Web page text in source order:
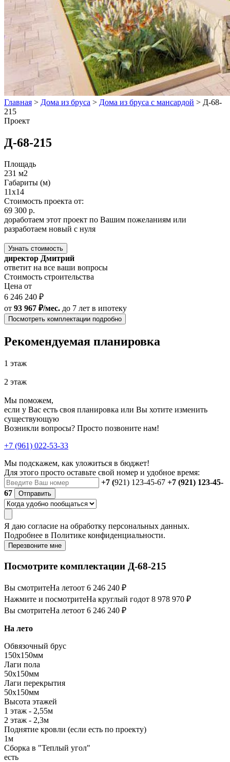
Главная > Дома из бруса > Дома из бруса с мансардой > Д-68-
215
Проект
Д-68-215
Площадь
231 м2
Габариты (м)
11x14
Стоимость проекта от:
69 300 р.
доработаем этот проект по Вашим пожеланиям или
разработаем новый с нуля
Узнать стоимость
директор Дмитрий
ответит на все ваши вопросы
Стоимость строительства
Цена от
6 246 240 ₽
от 93 967 ₽/мес. до 7 лет в ипотеку
Посмотреть комплектации подробно
Рекомендуемая планировка
1 этаж
2 этаж
Мы поможем,
если у Вас есть своя планировка или Вы хотите изменить
существующую
Возникли вопросы? Просто позвоните нам!
+7 (961) 022-53-33
Мы подскажем, как уложиться в бюджет!
Для этого просто оставьте свой номер и удобное время:
+7 (921) 123-45-67 +7 (921) 123-45-
67
Отправить
Я даю согласие на обработку персональных данных.
Подробнее в Политике конфиденциальности.
Перезвоните мне
Посмотрите комплектации Д-68-215
Вы смотритеНа летоот 6 246 240 ₽
Нажмите и посмотритеНа круглый годот 8 978 970 ₽
Вы смотритеНа летоот 6 246 240 ₽
На лето
Обвязочный брус
150х150мм
Лаги пола
50х150мм
Лаги перекрытия
50х150мм
Высота этажей
1 этаж - 2,55м
2 этаж - 2,3м
Поднятие кровли (если есть по проекту)
1м
Сборка в "Теплый угол"
есть